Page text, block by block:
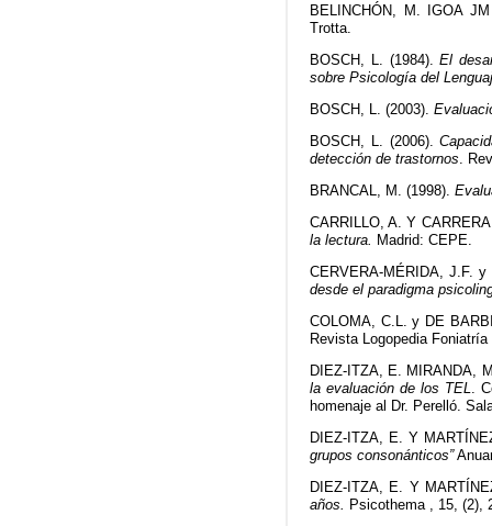
BELINCHÓN, M. IGOA
Trotta.
BOSCH, L. (1984).El
sobre Psicología del
BOSCH, L. (2003).
BOSCH, L. (2006).
detección de trastornos .
BRANCAL, M. (1998).
CARRILLO, A. Y
la lectura. Madrid: CEPE.
CERVERA-MÉRIDA, J.F.
desde el paradigma
COLOMA, C.L. y DE
Revista Logopedia
DIEZ-ITZA, E. MIRANDA,
la evaluación de los TEL
.
homenaje al Dr. Perelló.
DIEZ-ITZA, E. Y
grupos consonánticos”
DIEZ-ITZA, E. Y
años. Psicothema , 15, (2),